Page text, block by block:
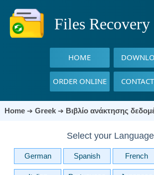
Files Recovery
HOME
ORDER ONLINE
Home➔ Greek ➔ Βιβλίο ανάκτησης
Select your
German Spanish French